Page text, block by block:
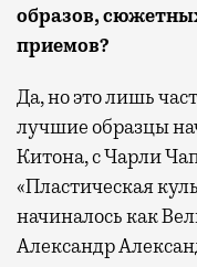
образов,
приемов?
Да, но это лишь
лучшие образцы
Китона, с Чарли
«Пластическая
начиналось как
Александр